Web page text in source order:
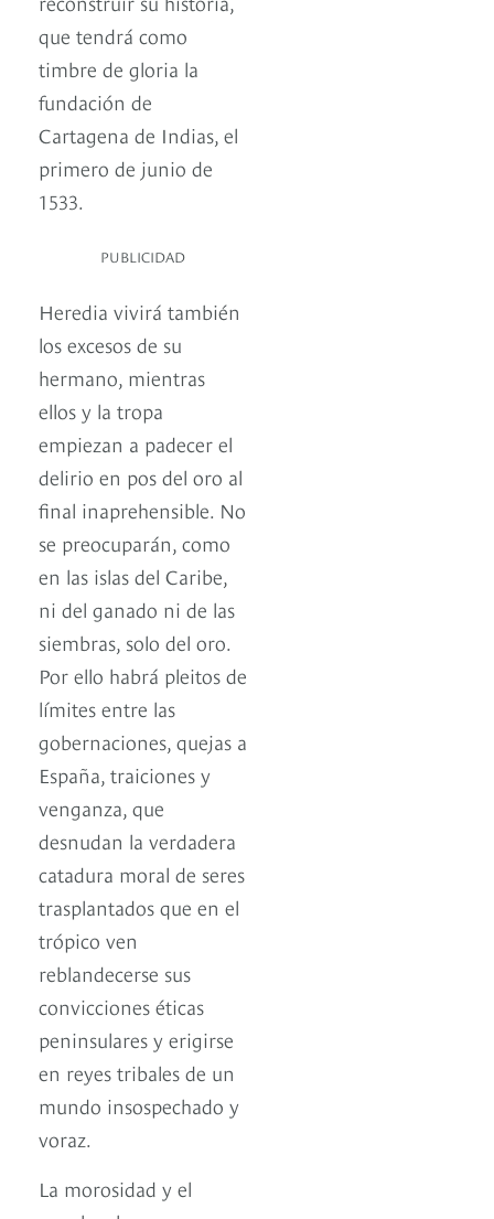
que tendrá como
timbre de gloria la
fundación de
Cartagena de Indias, el
primero de junio de
1533.
PUBLICIDAD
Heredia vivirá también
los excesos de su
hermano, mientras
ellos y la tropa
empiezan a padecer el
delirio en pos del oro al
final inaprehensible. No
se preocuparán, como
en las islas del Caribe,
ni del ganado ni de las
siembras, solo del oro.
Por ello habrá pleitos de
límites entre las
gobernaciones, quejas a
España, traiciones y
venganza, que
desnudan la verdadera
catadura moral de seres
trasplantados que en el
trópico ven
reblandecerse sus
convicciones éticas
peninsulares y erigirse
en reyes tribales de un
mundo insospechado y
voraz.
La morosidad y el